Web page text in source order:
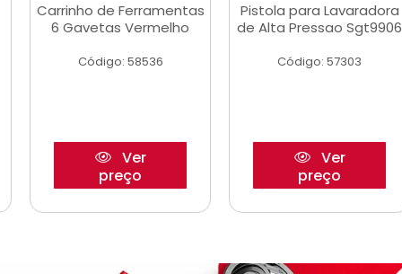
Carrinho de Ferramentas
6 Gavetas Vermelho
Código: 58536
Ver
preço
Pistola para Lavaradora
de Alta Pressao Sgt9906
Código: 57303
Ver
preço